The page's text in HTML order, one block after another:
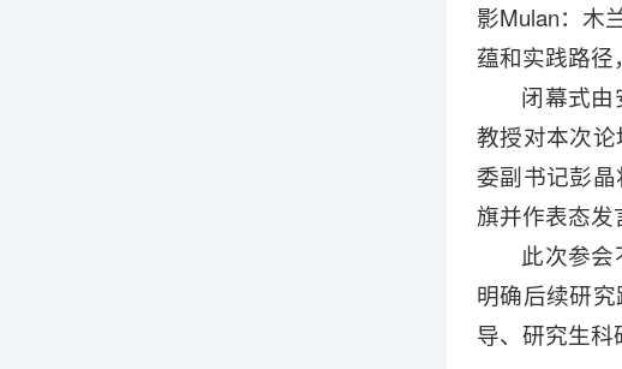
影Mulan：木
蕴和实践路径
闭幕式
教授对本次
委副书记彭
旗并作表态发
此次参
明确后续研
导、研究生科